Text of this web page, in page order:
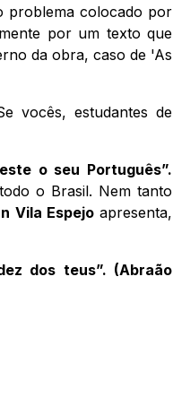
problema colocado por
por um texto que
da obra, caso de 'As
vocês, estudantes de
o seu Português”.
o Brasil. Nem tanto
Vila Espejoapresenta,
dos teus”. (Abraão